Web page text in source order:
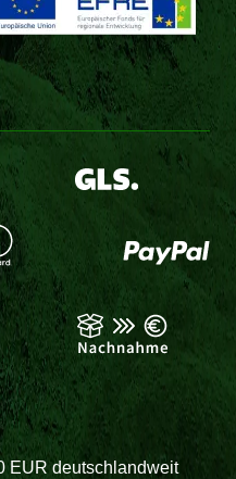
EUR deutschlandweit